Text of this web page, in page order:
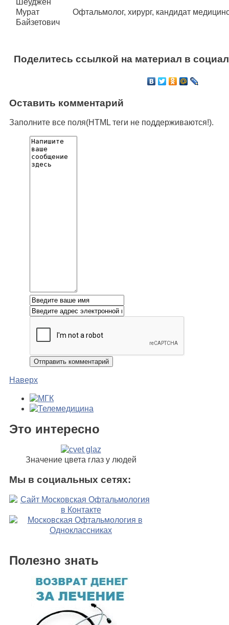
Офтальмолог, хирург, кандидат
Поделитесь ссылкой на материал в
Оставить комментарий
Заполните все поля(HTML теги не поддерживаются!).
Наверх
Это интересно
Значение цвета глаз у людей
Мы в социальных сетях:
Полезно знать